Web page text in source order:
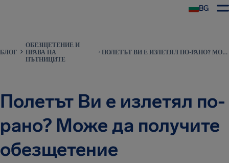
BG
БЛОГ
ОБЕЗЩЕТЕНИЕ И
ПРАВА НА
ПЪТНИЦИТЕ
ПОЛЕТЪТ ВИ Е ИЗЛЕТЯЛ ПО-РАНО? МОЖЕ ДА ПОЛУЧИТЕ ОБЕЗЩЕТЕНИЕ
Полетът Ви е излетял по-
рано? Може да получите
обезщетение